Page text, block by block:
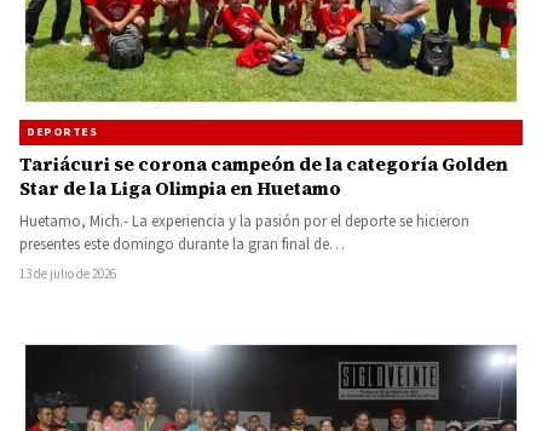
DEPORTES
Tariácuri se corona campeón de la categoría Golden
Star de la Liga Olimpia en Huetamo
Huetamo, Mich.- La experiencia y la pasión por el deporte se hicieron
presentes este domingo durante la gran final de…
13 de julio de 2026